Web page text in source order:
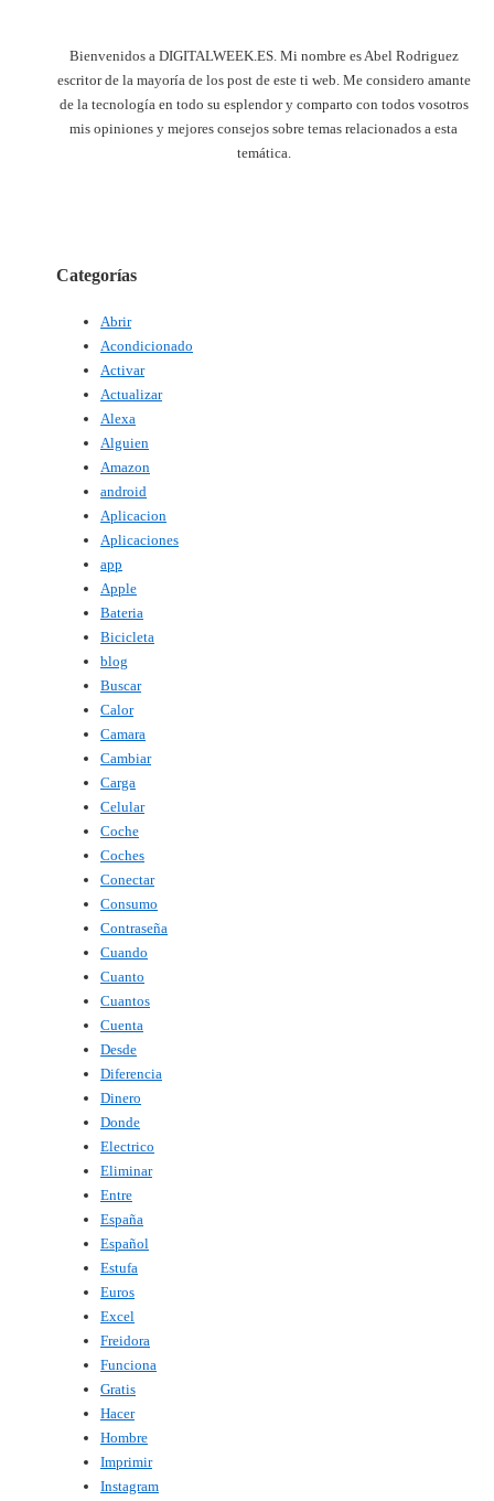
Bienvenidos a DIGITALWEEK.ES. Mi nombre es Abel Rodriguez
escritor de la mayoría de los post de este ti web. Me considero amante
de la tecnología en todo su esplendor y comparto con todos vosotros
mis opiniones y mejores consejos sobre temas relacionados a esta
temática.
Categorías
Abrir
Acondicionado
Activar
Actualizar
Alexa
Alguien
Amazon
android
Aplicacion
Aplicaciones
app
Apple
Bateria
Bicicleta
blog
Buscar
Calor
Camara
Cambiar
Carga
Celular
Coche
Coches
Conectar
Consumo
Contraseña
Cuando
Cuanto
Cuantos
Cuenta
Desde
Diferencia
Dinero
Donde
Electrico
Eliminar
Entre
España
Español
Estufa
Euros
Excel
Freidora
Funciona
Gratis
Hacer
Hombre
Imprimir
Instagram